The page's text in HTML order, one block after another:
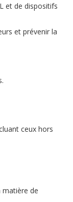
et de dispositifs
et prévenir la
ceux hors
matière de